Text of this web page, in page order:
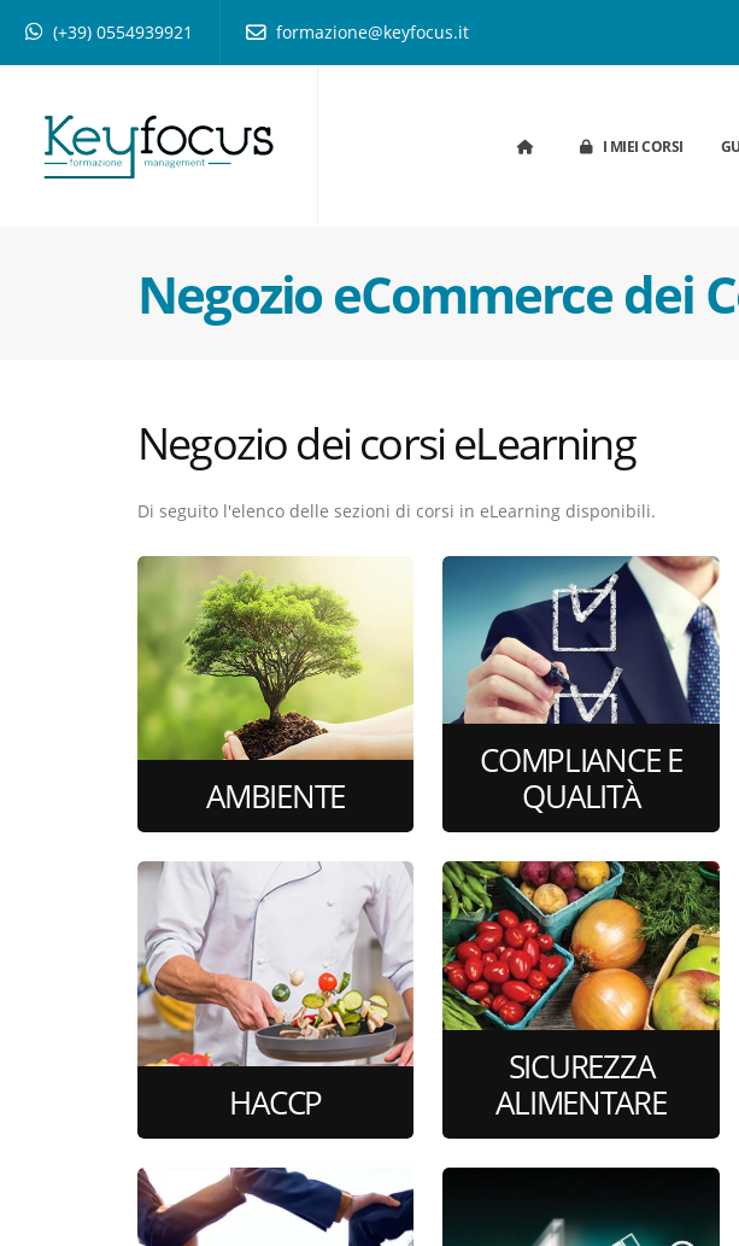
(+39) 0554939921 formazione@keyfocus.it
I MIEI CORSI
Negozio eCommerce dei
Negozio dei corsi eLearning
Di seguito l'elenco delle sezioni di corsi in eLearning disponibili.
AMBIENTE
5 corsi di formazione
online
COMPLIANCE E
QUALITÀ
19 corsi di formazione
online
HACCP
3 corsi di formazione
online
SICUREZZA
ALIMENTARE
8 corsi di formazione
online